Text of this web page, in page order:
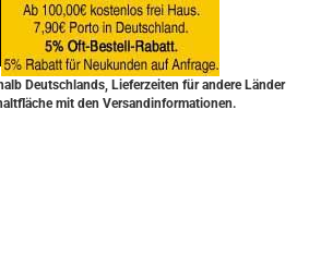
Deutschlands, Lieferzeiten für andere Länder
mit den Versandinformationen.